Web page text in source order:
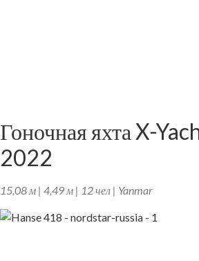
Гоночная яхта X-
2022
15,08 м | 4,49 м | 12 чел | Yanmar